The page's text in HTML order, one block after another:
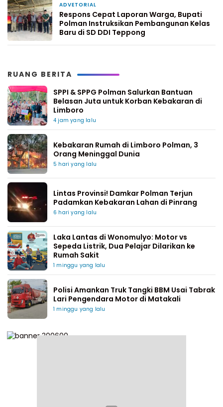
ADVETORIAL
Respons Cepat Laporan Warga, Bupati
Polman Instruksikan Pembangunan Kelas
Baru di SD DDI Teppong
RUANG BERITA
SPPI & SPPG Polman Salurkan Bantuan
Belasan Juta untuk Korban Kebakaran di
Limboro
4 jam yang lalu
Kebakaran Rumah di Limboro Polman, 3
Orang Meninggal Dunia
5 hari yang lalu
Lintas Provinsi! Damkar Polman Terjun
Padamkan Kebakaran Lahan di Pinrang
6 hari yang lalu
Laka Lantas di Wonomulyo: Motor vs
Sepeda Listrik, Dua Pelajar Dilarikan ke
Rumah Sakit
1 minggu yang lalu
Polisi Amankan Truk Tangki BBM Usai Tabrak
Lari Pengendara Motor di Matakali
1 minggu yang lalu